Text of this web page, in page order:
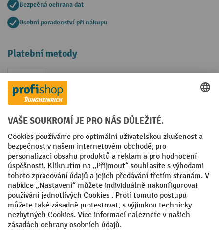
Bezpečná ochrana dat
Osobní poradenství při nákupu
Platební metody
Faktura
Sociální sítě
Facebook
YouTubeLinkedIn
VODP Otisk
Prohlášení o ochraně osobních údajů
Nastavení ochrany osobních údajů